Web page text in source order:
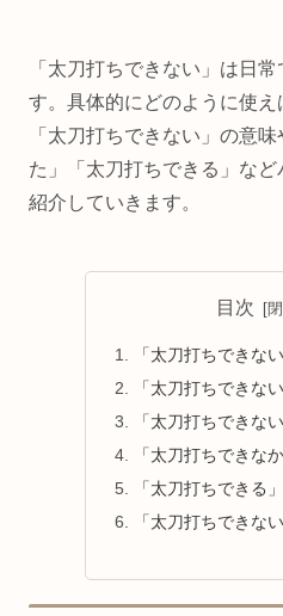
「太刀打ちできない」は日
す。具体的にどのように使
「太刀打ちできない」の意
た」「太刀打ちできる」な
紹介していきます。
目次
「太刀打ちできな
「太刀打ちできな
「太刀打ちできな
「太刀打ちできな
「太刀打ちできる
「太刀打ちできな